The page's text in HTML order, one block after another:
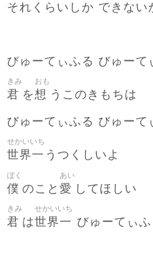
それくらいしか できない
びゅーてぃふる びゅーて
君
きみ
を想
おも
うこのきもちは
びゅーてぃふる びゅーて
世界一
せかいいち
うつくしいよ
僕
ぼく
のこと 愛
あい
してほしい
君
きみ
は世界一
せかいいち
びゅーてぃふ